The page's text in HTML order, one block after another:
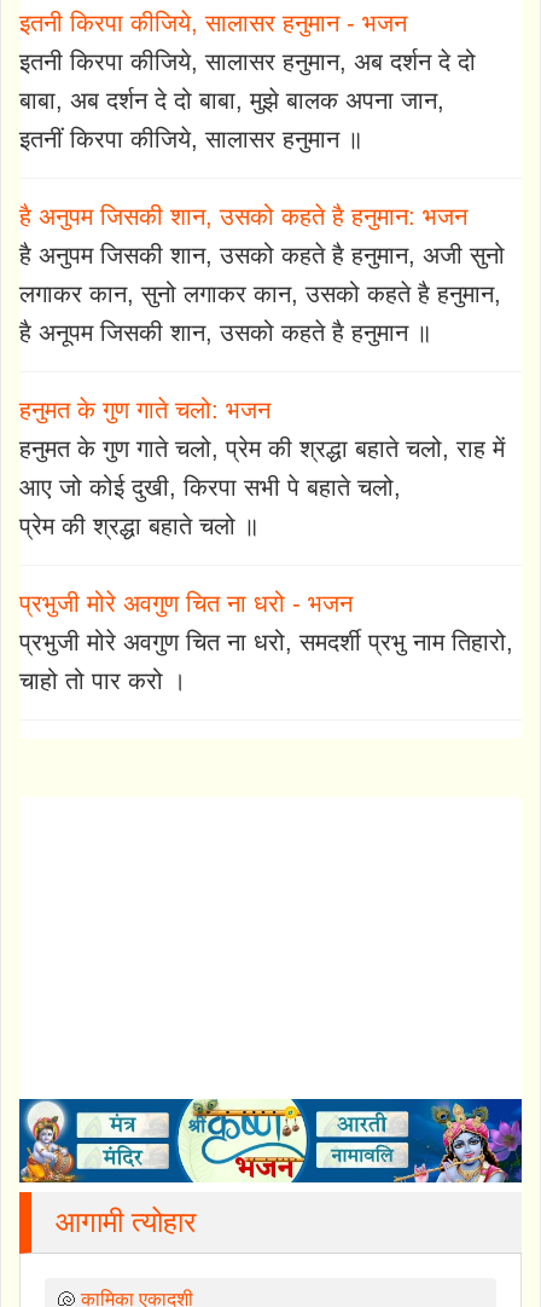
इतनी किरपा कीजिये, सालासर हनुमान - भजन
इतनी किरपा कीजिये, सालासर हनुमान, अब दर्शन दे दो
बाबा, अब दर्शन दे दो बाबा, मुझे बालक अपना जान,
इतनीं किरपा कीजिये, सालासर हनुमान ॥
है अनुपम जिसकी शान, उसको कहते है हनुमान: भजन
है अनुपम जिसकी शान, उसको कहते है हनुमान, अजी सुनो
लगाकर कान, सुनो लगाकर कान, उसको कहते है हनुमान,
है अनूपम जिसकी शान, उसको कहते है हनुमान ॥
हनुमत के गुण गाते चलो: भजन
हनुमत के गुण गाते चलो, प्रेम की श्रद्धा बहाते चलो, राह में
आए जो कोई दुखी, किरपा सभी पे बहाते चलो,
प्रेम की श्रद्धा बहाते चलो ॥
प्रभुजी मोरे अवगुण चित ना धरो - भजन
प्रभुजी मोरे अवगुण चित ना धरो, समदर्शी प्रभु नाम तिहारो,
चाहो तो पार करो ।
आगामी त्योहार
🐚कामिका एकादशी